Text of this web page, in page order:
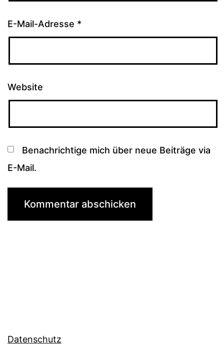
E-Mail-Adresse *
Website
Benachrichtige mich über neue Beiträge via
E-Mail.
Datenschutz